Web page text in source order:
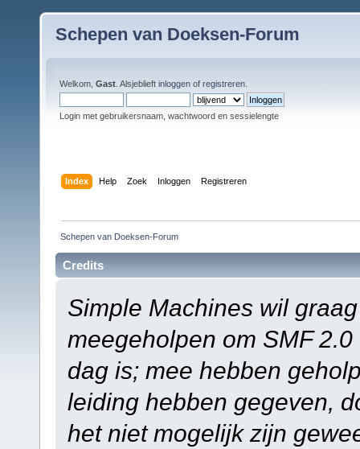
Schepen van Doeksen-Forum
Welkom, Gast . Alsjeblieft inloggen of registreren
Login met gebruikersnaam, wachtwoord en sessielengte
Index Help Zoek Inloggen Registreren
Schepen van Doeksen-Forum
Credits
Simple Machines wil
meegeholpen om SMF
dag is; mee hebben
leiding hebben gegeven,
het niet mogelijk zijn